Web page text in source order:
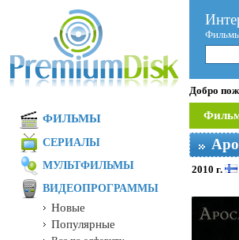
Добро
2010 г.
ФИЛЬМЫ
СЕРИАЛЫ
МУЛЬТФИЛЬМЫ
ВИДЕОПРОГРАММЫ
Новые
Популярные